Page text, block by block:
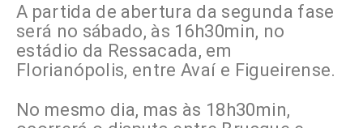
A partida de abertura da segunda fase
será no sábado, às 16h30min, no
estádio da Ressacada, em
Florianópolis, entre Avaí e Figueirense.
No mesmo dia, mas às 18h30min,